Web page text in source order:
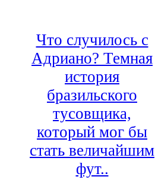
Что случилось с
Адриано? Темная
история
бразильского
тусовщика,
который мог бы
стать величайшим
фут..